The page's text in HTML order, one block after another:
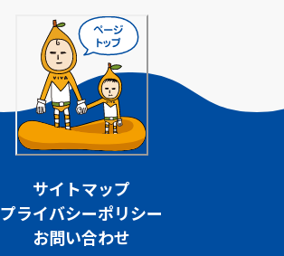
サイトマップ
プライバシーポリシー
お問い合わせ